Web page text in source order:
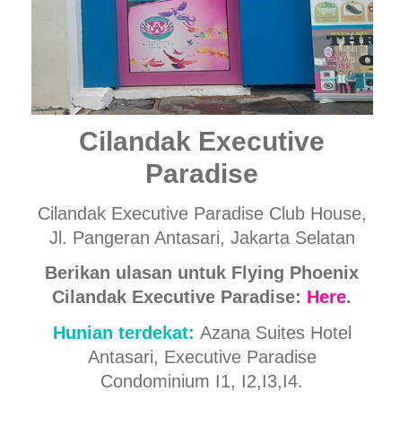
Cilandak Executive
Paradise
Cilandak Executive Paradise Club House,
Jl. Pangeran Antasari, Jakarta Selatan
Berikan ulasan untuk Flying Phoenix
Cilandak Executive Paradise: Here.
Hunian terdekat: Azana Suites Hotel
Antasari, Executive Paradise
Condominium I1, I2,I3,I4.